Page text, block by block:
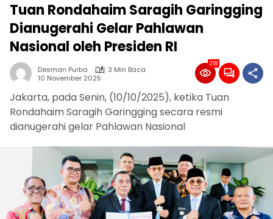
Tuan Rondahaim Saragih Garingging
Dianugerahi Gelar Pahlawan
Nasional oleh Presiden RI
Desman Purba
3 Min Baca
10 November 2025
218
Jakarta, pada Senin, (10/10/2025), ketika Tuan
Rondahaim Saragih Garingging secara resmi
dianugerahi gelar Pahlawan Nasional